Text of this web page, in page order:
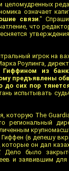
означает
связи."
что
игрок на
Роулинга,
из
предъявлены
до сих пор
испытывать
The
региональный
(в депешу
он дал
Дело было
и заявившим